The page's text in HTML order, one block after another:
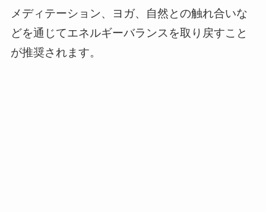
メディテーション、ヨガ、自然との触れ合いな
どを通じてエネルギーバランスを取り戻すこと
が推奨されます。